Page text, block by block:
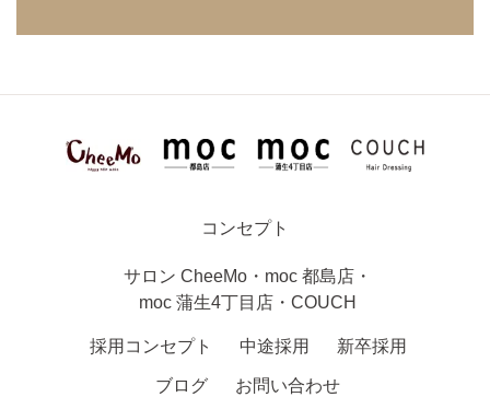
コンセプト
サロン CheeMo ・ moc 都島店 ・
moc 蒲生4丁目店 ・ COUCH
採用コンセプト 中途採用 新卒採用
ブログ お問い合わせ